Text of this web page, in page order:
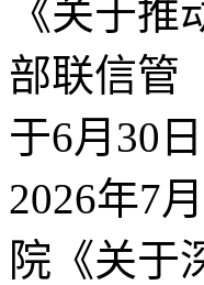
《关于
部联信管
于6月30
2026年7
院《关于